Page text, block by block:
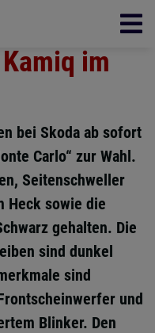
im
bei Skoda ab sofort
Carlo“ zur Wahl.
Seitenschweller
Heck sowie die
gehalten. Die
sind dunkel
sind
und
Blinker. Den